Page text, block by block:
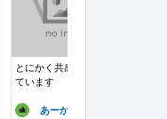
とにかく共感性に優れ
ています
あーかん